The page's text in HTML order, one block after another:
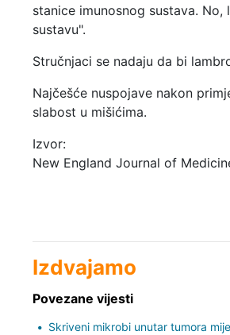
stanice imunosnog sustava.
sustavu".
Stručnjaci se nadaju da bi
Najčešće nuspojave nakon
slabost u mišićima.
Izvor:
New England Journal of
Izdvajamo
Povezane vijesti
Skriveni mikrobi unutar tumora